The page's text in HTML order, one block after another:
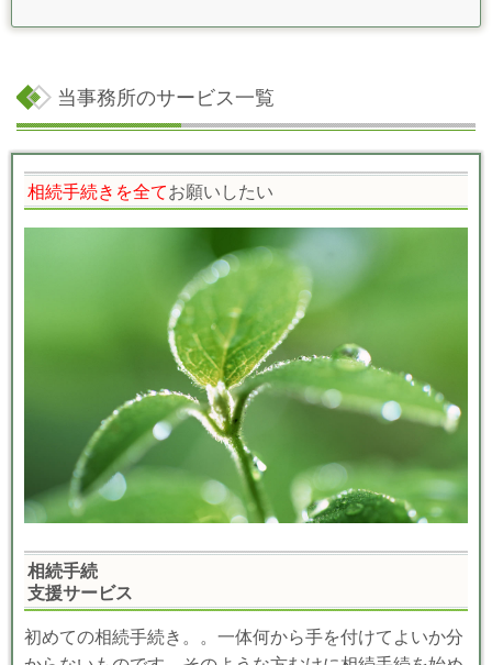
当事務所のサービス一覧
相続手続きを全てお願いしたい
相続手続
支援サービス
初めての相続手続き。。一体何から手を付けてよいか分